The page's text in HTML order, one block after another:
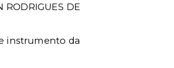
DE
instrumento da